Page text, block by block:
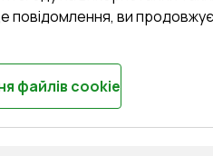
повідомлення, ви
файлів cookie